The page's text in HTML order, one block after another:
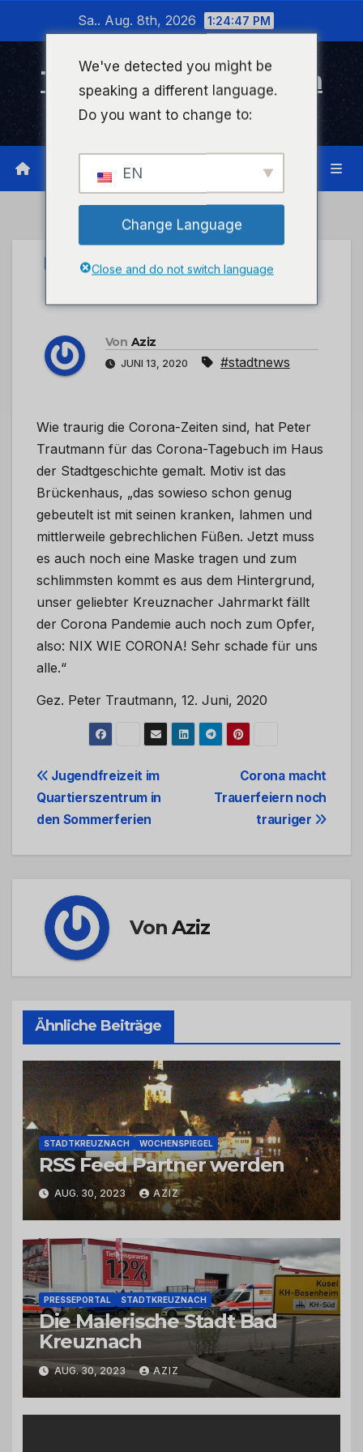
wechseln
Sa.. Aug. 8th, 2026 1:24:47 PM
Timeline Bad Kreuznach
Infonetzwerk für Bad Kreuznach
STADTKREUZNACH
Nix wie Corona
Von Aziz
JUNI 13, 2020 #stadtnews
Wie traurig die Corona-Zeiten sind, hat Peter
Trautmann für das Corona-Tagebuch im Haus
der Stadtgeschichte gemalt. Motiv ist das
Brückenhaus, „das sowieso schon genug
gebeutelt ist mit seinen kranken, lahmen und
mittlerweile gebrechlichen Füßen. Jetzt muss
es auch noch eine Maske tragen und zum
schlimmsten kommt es aus dem Hintergrund,
unser geliebter Kreuznacher Jahrmarkt fällt
der Corona Pandemie auch noch zum Opfer,
also: NIX WIE CORONA! Sehr schade für uns
alle.“
Gez. Peter Trautmann, 12. Juni, 2020
Beitrags-
Navigation
Corona macht
Trauerfeiern noch
trauriger
Jugendfreizeit im
Quartierszentrum in
den Sommerferien
VonAziz
Ähnliche Beiträge
STADTKREUZNACH WOCHENSPIEGEL
RSS Feed Partner werden
AUG. 30, 2023 AZIZ
PRESSEPORTAL STADTKREUZNACH
Die Malerische Stadt Bad
Kreuznach
AUG. 30, 2023 AZIZ
We've detected you might be
speaking a different language.
Do you want to change to:
EN
Change Language
Close and do not switch language